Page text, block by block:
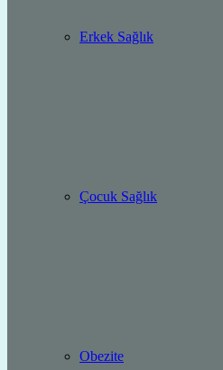
Erkek Sağlık
Çocuk Sağlık
Obezite